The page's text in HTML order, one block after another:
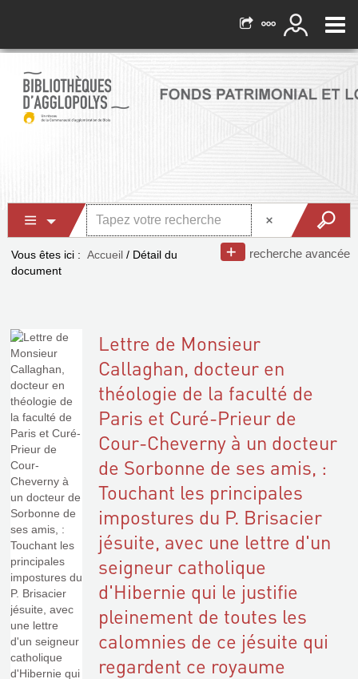
recherche avancée
Vous êtes ici : Accueil / Détail du
document
Lettre de Monsieur
Callaghan, docteur en
théologie de la faculté de
Paris et Curé-Prieur de
Cour-Cheverny à un docteur
de Sorbonne de ses amis, :
Touchant les principales
impostures du P. Brisacier
jésuite, avec une lettre d'un
seigneur catholique
d'Hibernie qui le justifie
pleinement de toutes les
calomnies de ce jésuite qui
regardent ce royaume